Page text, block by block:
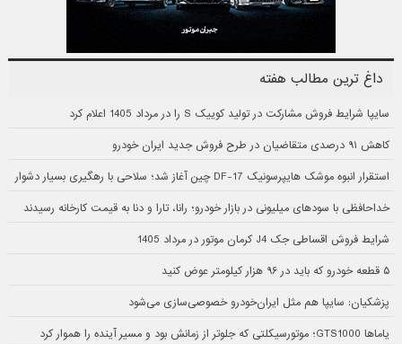
داغ ترین مطالب هفته
سایپا شرایط فروش مشارکت در تولید کوییک S را در مرداد 1405 اعلام کرد
کاهش ۹۱ درصدی متقاضیان در طرح فروش جدید ایران خودرو
استقرار انبوه موشک هایپرسونیک DF-17 چین آغاز شد؛ سلاحی با رهگیری بسیار دشوار
خداحافظی با سودهای میلیونی در بازار خودرو؛ رانا، تارا و دنا به قیمت کارخانه رسیدند
شرایط فروش اقساطی جک J4 کرمان موتور در مرداد 1405
۵ قطعه خودرو که باید در ۹۶ هزار کیلومتر عوض کنید
پزشکیان: سایپا هم مثل ایران‌خودرو خصوصی‌سازی می‌شود
یاماها GTS1000؛ موتورسیکلتی که جلوتر از زمانش بود و مسیر آینده را هموار کرد